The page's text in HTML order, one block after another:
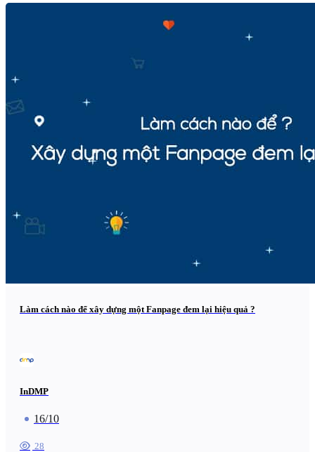
Làm cách nào để xây dựng một Fanpage đem lại hiệu quả ?
InDMP
16/10
28